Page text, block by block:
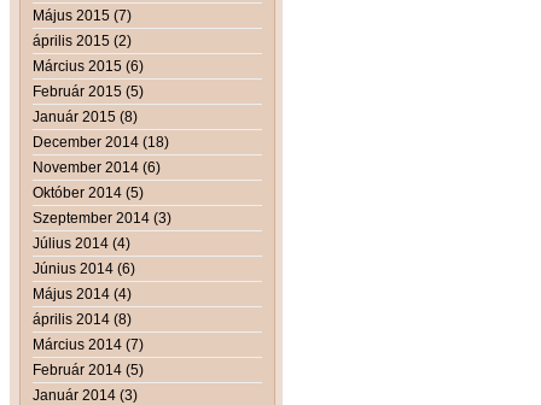
Május 2015 (7)
április 2015 (2)
Március 2015 (6)
Február 2015 (5)
Január 2015 (8)
December 2014 (18)
November 2014 (6)
Október 2014 (5)
Szeptember 2014 (3)
Július 2014 (4)
Június 2014 (6)
Május 2014 (4)
április 2014 (8)
Március 2014 (7)
Február 2014 (5)
Január 2014 (3)